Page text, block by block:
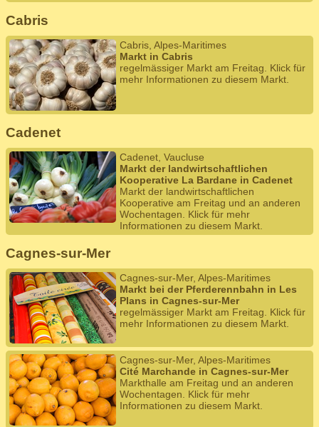
Cabris
Cabris, Alpes-Maritimes
Markt in Cabris
regelmässiger Markt am Freitag. Klick für
mehr Informationen zu diesem Markt.
Cadenet
Cadenet, Vaucluse
Markt der landwirtschaftlichen
Kooperative La Bardane in Cadenet
Markt der landwirtschaftlichen
Kooperative am Freitag und an anderen
Wochentagen. Klick für mehr
Informationen zu diesem Markt.
Cagnes-sur-Mer
Cagnes-sur-Mer, Alpes-Maritimes
Markt bei der Pferderennbahn in Les
Plans in Cagnes-sur-Mer
regelmässiger Markt am Freitag. Klick für
mehr Informationen zu diesem Markt.
Cagnes-sur-Mer, Alpes-Maritimes
Cité Marchande in Cagnes-sur-Mer
Markthalle am Freitag und an anderen
Wochentagen. Klick für mehr
Informationen zu diesem Markt.